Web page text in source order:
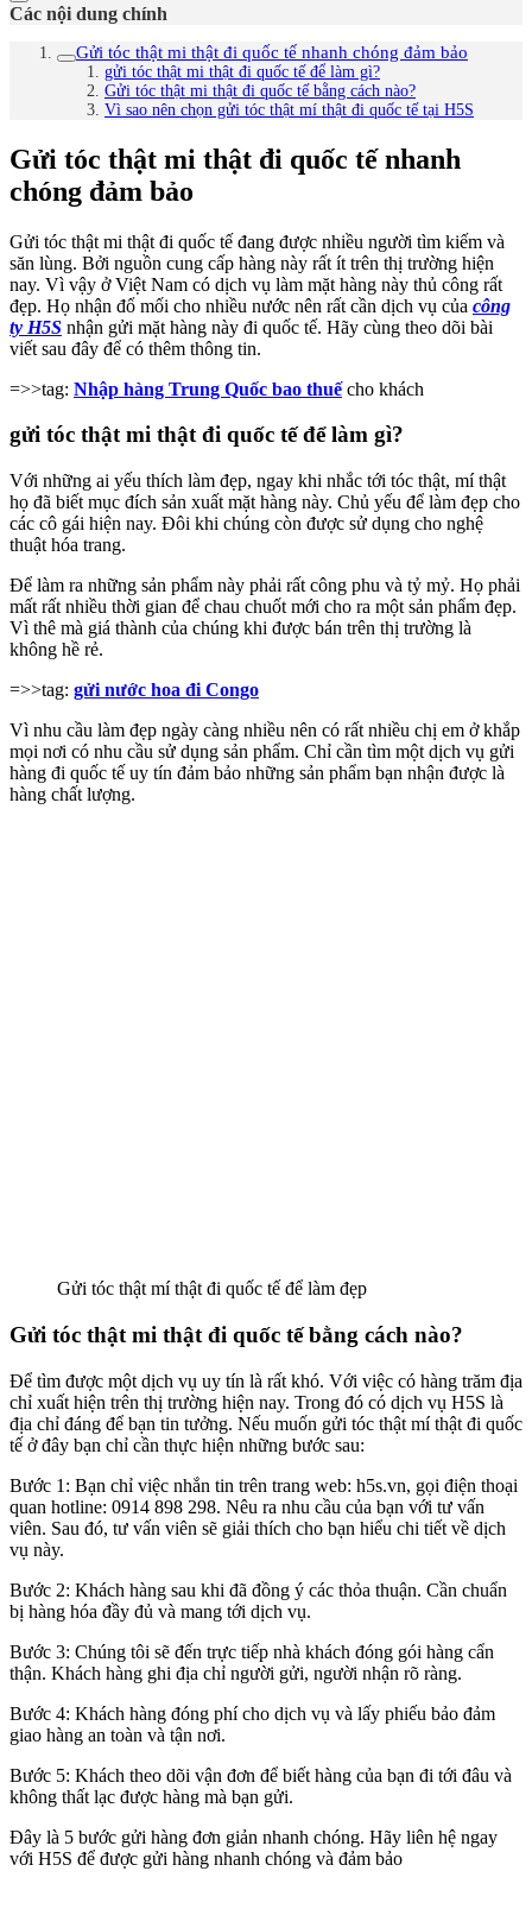
Các nội dung chính
Gửi tóc thật mi thật đi quốc tế nhanh chóng đảm bảo
gửi tóc thật mi thật đi quốc tế để làm gì?
Gửi tóc thật mi thật đi quốc tế bằng cách nào?
Vì sao nên chọn gửi tóc thật mí thật đi quốc tế tại H5S
Gửi tóc thật mi thật đi quốc tế nhanh
chóng đảm bảo
Gửi tóc thật mi thật đi quốc tế đang được nhiều người tìm kiếm và
săn lùng. Bởi nguồn cung cấp hàng này rất ít trên thị trường hiện
nay. Vì vậy ở Việt Nam có dịch vụ làm mặt hàng này thủ công rất
đẹp. Họ nhận đổ mối cho nhiều nước nên rất cần dịch vụ của công
ty H5S nhận gửi mặt hàng này đi quốc tế. Hãy cùng theo dõi bài
viết sau đây để có thêm thông tin.
=>>tag: Nhập hàng Trung Quốc bao thuếcho khách
gửi tóc thật mi thật đi quốc tế để làm gì?
Với những ai yếu thích làm đẹp, ngay khi nhắc tới tóc thật, mí thật
họ đã biết mục đích sản xuất mặt hàng này. Chủ yếu để làm đẹp cho
các cô gái hiện nay. Đôi khi chúng còn được sử dụng cho nghệ
thuật hóa trang.
Để làm ra những sản phẩm này phải rất công phu và tỷ mỷ. Họ phải
mất rất nhiều thời gian để chau chuốt mới cho ra một sản phẩm đẹp.
Vì thê mà giá thành của chúng khi được bán trên thị trường là
không hề rẻ.
=>>tag: gửi nước hoa đi Congo
Vì nhu cầu làm đẹp ngày càng nhiều nên có rất nhiều chị em ở khắp
mọi nơi có nhu cầu sử dụng sản phẩm. Chỉ cần tìm một dịch vụ gửi
hàng đi quốc tế uy tín đảm bảo những sản phẩm bạn nhận được là
hàng chất lượng.
Gửi tóc thật mí thật đi quốc tế để làm đẹp
Gửi tóc thật mi thật đi quốc tế bằng cách nào?
Để tìm được một dịch vụ uy tín là rất khó. Với việc có hàng trăm địa
chỉ xuất hiện trên thị trường hiện nay. Trong đó có dịch vụ H5S là
địa chỉ đáng để bạn tin tưởng. Nếu muốn gửi tóc thật mí thật đi quốc
tế ở đây bạn chỉ cần thực hiện những bước sau:
Bước 1: Bạn chỉ việc nhắn tin trên trang web: h5s.vn, gọi điện thoại
quan hotline: 0914 898 298. Nêu ra nhu cầu của bạn với tư vấn
viên. Sau đó, tư vấn viên sẽ giải thích cho bạn hiểu chi tiết về dịch
vụ này.
Bước 2: Khách hàng sau khi đã đồng ý các thỏa thuận. Cần chuẩn
bị hàng hóa đầy đủ và mang tới dịch vụ.
Bước 3: Chúng tôi sẽ đến trực tiếp nhà khách đóng gói hàng cẩn
thận. Khách hàng ghi địa chỉ người gửi, người nhận rõ ràng.
Bước 4: Khách hàng đóng phí cho dịch vụ và lấy phiếu bảo đảm
giao hàng an toàn và tận nơi.
Bước 5: Khách theo dõi vận đơn để biết hàng của bạn đi tới đâu và
không thất lạc được hàng mà bạn gửi.
Đây là 5 bước gửi hàng đơn giản nhanh chóng. Hãy liên hệ ngay
với H5S để được gửi hàng nhanh chóng và đảm bảo